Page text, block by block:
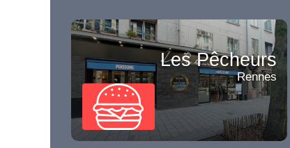
Les Pêcheurs
Rennes